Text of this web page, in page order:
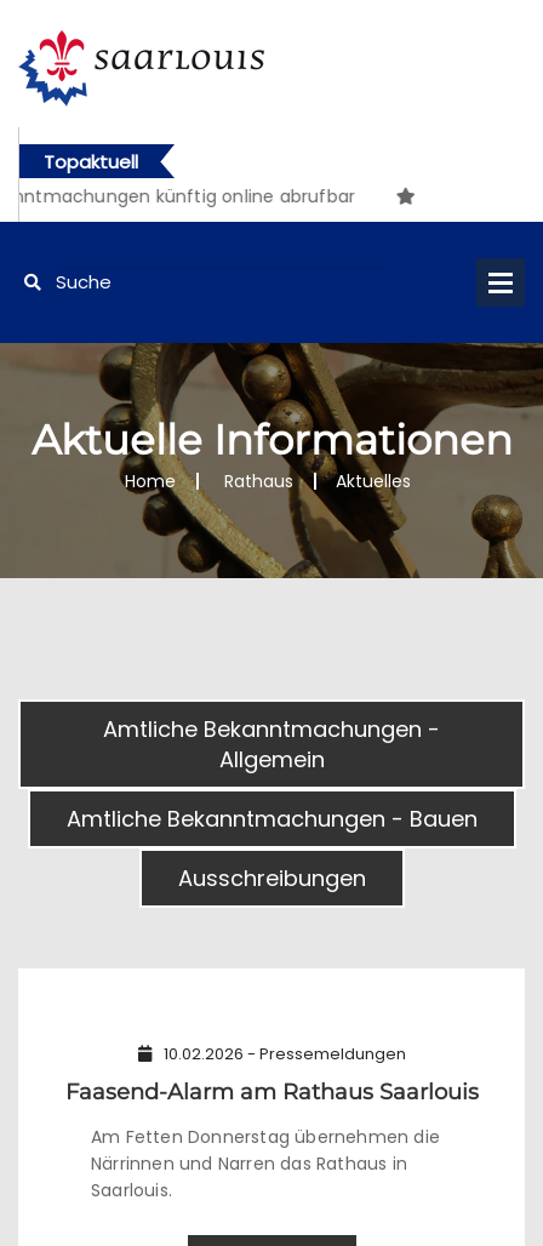
Topaktuell
künftig online abrufbar
Aktuelle Informationen
Home Rathaus Aktuelles
Amtliche Bekanntmachungen -
Allgemein
Amtliche Bekanntmachungen - Bauen
Ausschreibungen
10.02.2026 - Pressemeldungen
Faasend-Alarm am Rathaus Saarlouis
Am Fetten Donnerstag übernehmen die
Närrinnen und Narren das Rathaus in
Saarlouis.